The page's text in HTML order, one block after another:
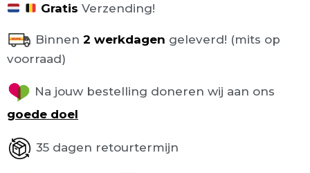
Gratis Verzending!
Binnen 2 werkdagen geleverd! (mits op
voorraad)
Na jouw bestelling doneren wij aan ons
goede doel
35 dagen retourtermijn